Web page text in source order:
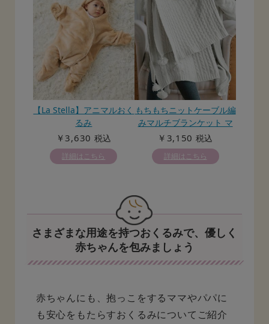
【La Stella】アニマルおく
るみ
￥3,630 税込
詳細はこちら
もちもちニットケーブル編
みマルチブランケット マ
タニティ・ベビー・出産準
備
￥3,150 税込
詳細はこちら
さまざまな用途を持つおくるみで、優しく
赤ちゃんを包みましょう
赤ちゃんにも、抱っこをするママやパパに
も安心をもたらすおくるみについてご紹介